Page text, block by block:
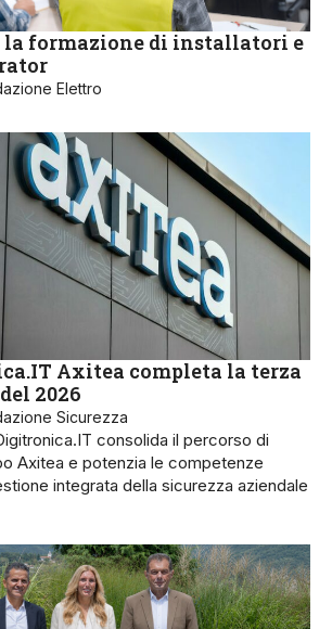
la formazione di installatori e
Elettro
Axitea completa la terza
2026
Sicurezza
consolida il percorso di
Axitea e potenzia le competenze
integrata della sicurezza aziendale